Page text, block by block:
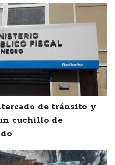
de tránsito y
cuchillo de